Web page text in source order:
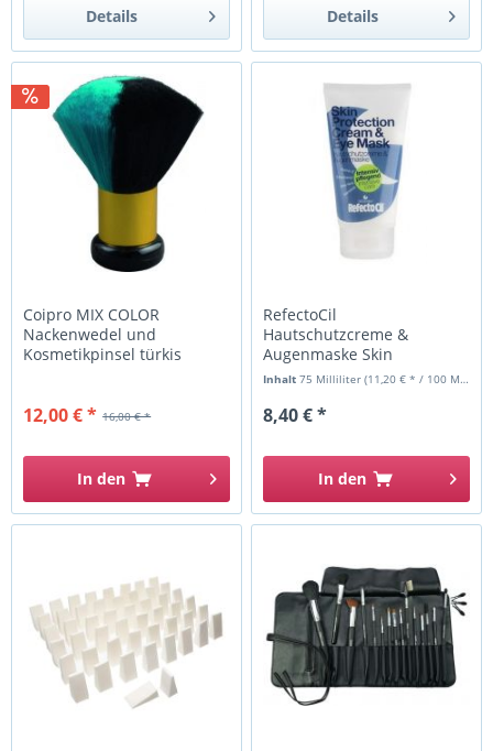
Details Details
Coipro MIX COLOR
Nackenwedel und
Kosmetikpinsel türkis
16,00 € *
12,00 € *
In den
RefectoCil
Hautschutzcreme &
Augenmaske Skin
Protection Creme & Eye
Inhalt75 Milliliter(11,20 € * / 100 Milliliter)
8,40 € *
In den